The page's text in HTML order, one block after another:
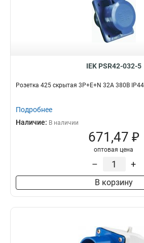
IEK PSR42-032-5
Розетка 425 скрытая 3Р+Е+N 32А 380В
Подробнее
Наличие: В наличии
671,47 ₽
оптовая цена
– +
В корзину